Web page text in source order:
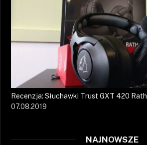
Recenzja: Słuchawki Trust GXT 420 Rath
07.08.2019
NAJNOWSZE